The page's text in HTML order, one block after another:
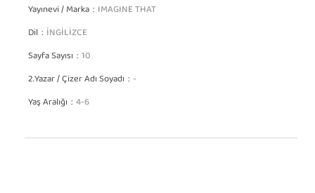
Yayınevi / Marka IMAGINE THAT
Dil İNGİLİZCE
Sayfa Sayısı 10
2.Yazar / Çizer Adı Soyadı -
Yaş Aralığı 4-6